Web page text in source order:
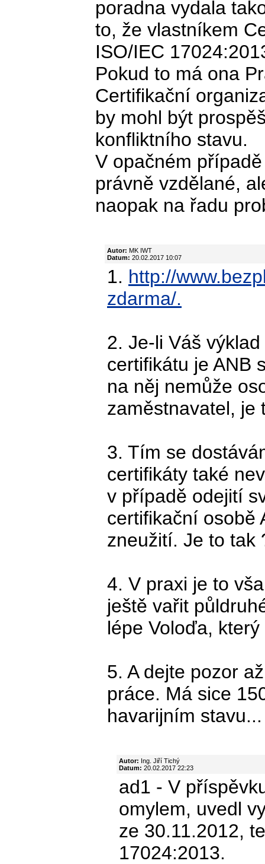
poradna vydala
to, že vlastníkem
ISO/IEC
Pokud to má ona
Certifikační
by mohl být
konfliktního stavu.
V opačném
právně vzdělané,
naopak na řadu
Autor: MK IWT
Datum: 20.02.2017 10:07
1. http://
zdarma/.
2. Je-li Váš
certifikátu je ANB
na něj nemůže
zaměstnavatel, je
3. Tím se
certifikáty také
v případě odejití
certifikační osobě
zneužití. Je to tak
4. V praxi je to
ještě vařit
lépe Voloďa,
5. A dejte pozor
práce. Má sice
havarijním stavu...
Autor: Ing. Jiří Tichý
Datum: 20.02.2017 22:23
ad1 - V
omylem, uvedl
ze 30.11.2012,
17024:2013.